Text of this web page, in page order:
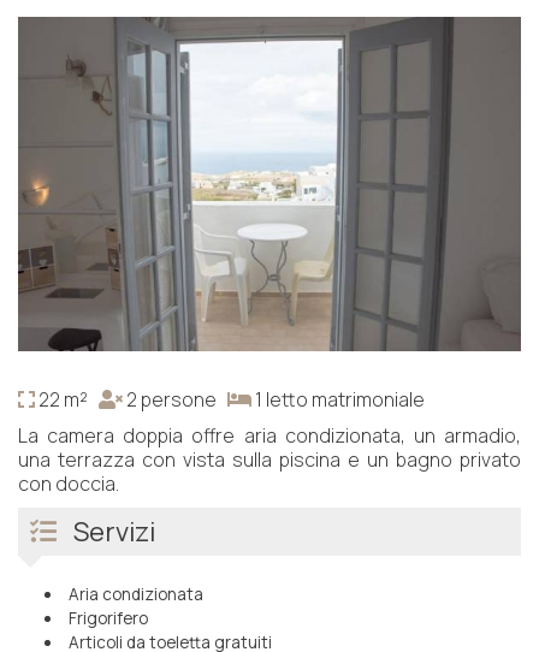
22 m² 2 persone
1 letto matrimoniale
La camera doppia offre aria condizionata, un armadio,
una terrazza con vista sulla piscina e un bagno privato
con doccia.
Servizi
Aria condizionata
Frigorifero
Articoli da toeletta gratuiti